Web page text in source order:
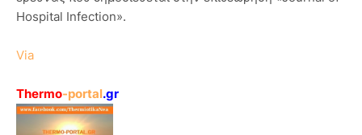
Hospital Infection».
Via
Thermo-portal.gr